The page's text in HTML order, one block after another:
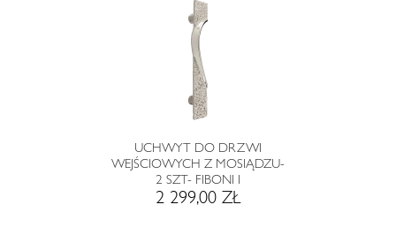
UCHWYT DO DRZWI
WEJŚCIOWYCH Z MOSIĄDZU-
2 SZT- FIBONI I
2 299,00 ZŁ